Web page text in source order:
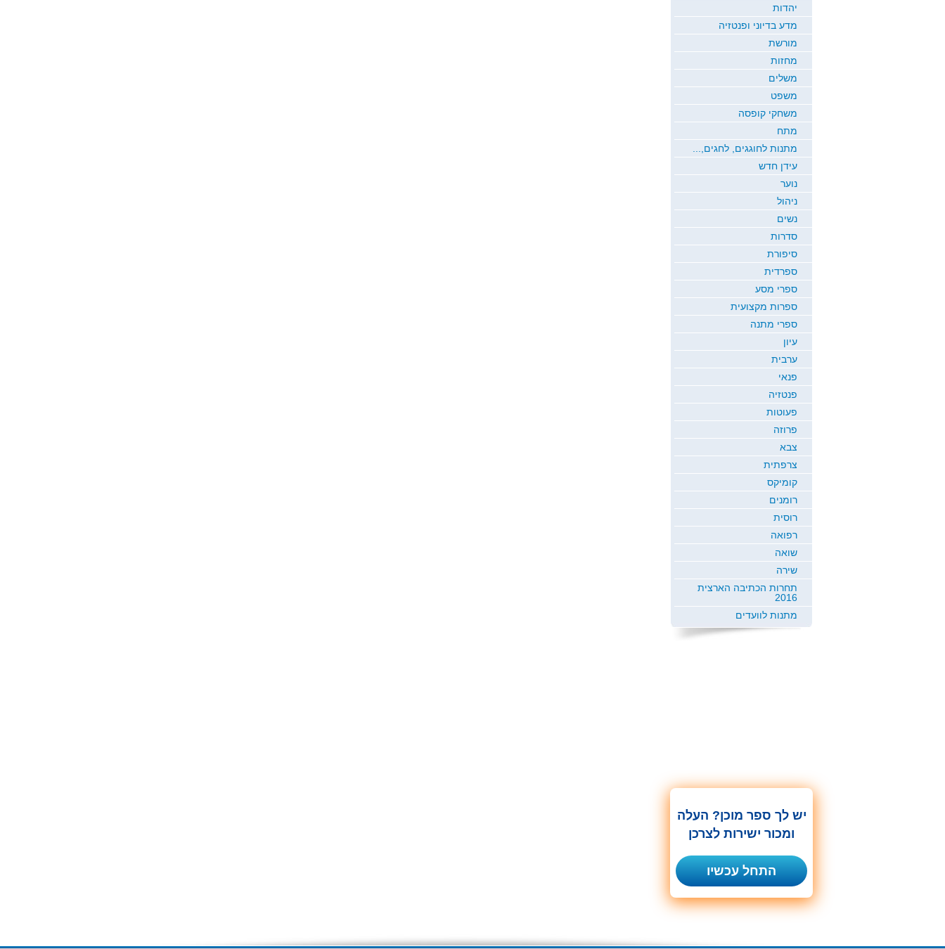
יהדות
מדע בדיוני ופנטזיה
מורשת
מחזות
משלים
משפט
משחקי קופסה
מתח
מתנות לחוגגים, לחגים,...
עידן חדש
נוער
ניהול
נשים
סדרות
סיפורת
ספרדית
ספרי מסע
ספרות מקצועית
ספרי מתנה
עיון
ערבית
פנאי
פנטזיה
פעוטות
פרוזה
צבא
צרפתית
קומיקס
רומנים
רוסית
רפואה
שואה
שירה
תחרות הכתיבה הארצית
2016
מתנות לוועדים
יש לך ספר מוכן? העלה
ומכור ישירות לצרכן
התחל עכשיו